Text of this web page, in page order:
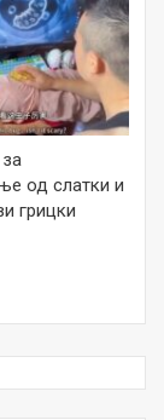
од слатки и
грицки